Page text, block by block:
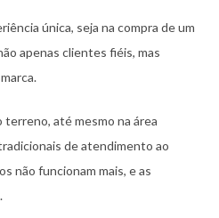
única, seja na compra de um
apenas clientes fiéis, mas
terreno, até mesmo na área
de atendimento ao
não funcionam mais, e as